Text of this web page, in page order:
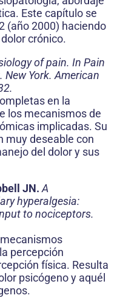
Este capítulo se
(año 2000) haciendo
crónico.
of pain. In Pain
York. American
en la
los mecanismos de
implicadas. Su
muy deseable con
del dolor y sus
JN. A
hyperalgesia:
to nociceptors.
percepción
física. Resulta
psicógeno y aquél